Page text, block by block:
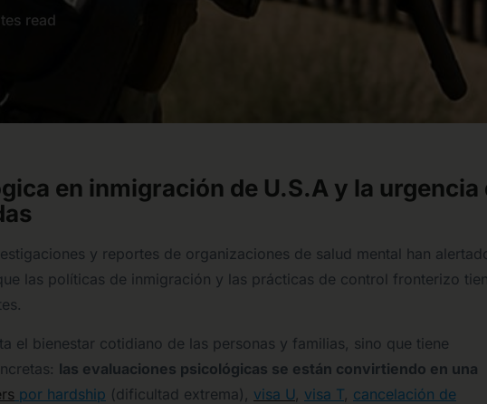
read
en inmigración de U.S.A y la urgencia
y reportes de organizaciones de salud mental han
las políticas de inmigración y las prácticas de control fronterizo
el bienestar cotidiano de las personas y familias, sino que tiene
las evaluaciones psicológicas se están convirtiendo en una
por hardship (dificultad extrema), visa U visa T cancelación de